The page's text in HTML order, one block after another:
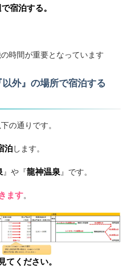
宿泊する。
時間が重要となっています
外』の場所で宿泊する
の通りです。
泊します。
』や『龍神温泉 』です。
ます。
てください。